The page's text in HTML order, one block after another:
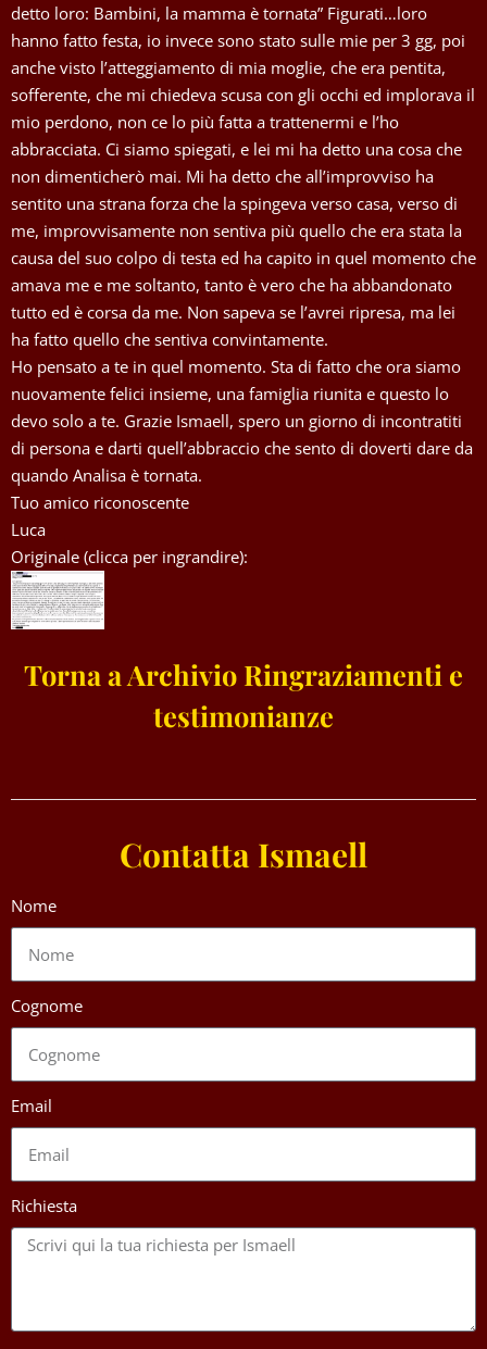
detto loro: Bambini, la mamma è tornata” Figurati…loro
hanno fatto festa, io invece sono stato sulle mie per 3 gg, poi
anche visto l’atteggiamento di mia moglie, che era pentita,
sofferente, che mi chiedeva scusa con gli occhi ed implorava il
mio perdono, non ce lo più fatta a trattenermi e l’ho
abbracciata. Ci siamo spiegati, e lei mi ha detto una cosa che
non dimenticherò mai. Mi ha detto che all’improvviso ha
sentito una strana forza che la spingeva verso casa, verso di
me, improvvisamente non sentiva più quello che era stata la
causa del suo colpo di testa ed ha capito in quel momento che
amava me e me soltanto, tanto è vero che ha abbandonato
tutto ed è corsa da me. Non sapeva se l’avrei ripresa, ma lei
ha fatto quello che sentiva convintamente.
Ho pensato a te in quel momento. Sta di fatto che ora siamo
nuovamente felici insieme, una famiglia riunita e questo lo
devo solo a te. Grazie Ismaell, spero un giorno di incontratiti
di persona e darti quell’abbraccio che sento di doverti dare da
quando Analisa è tornata.
Tuo amico riconoscente
Luca
Originale (clicca per ingrandire):
Torna a Archivio Ringraziamenti e
testimonianze
Contatta Ismaell
Nome
Cognome
Email
Richiesta